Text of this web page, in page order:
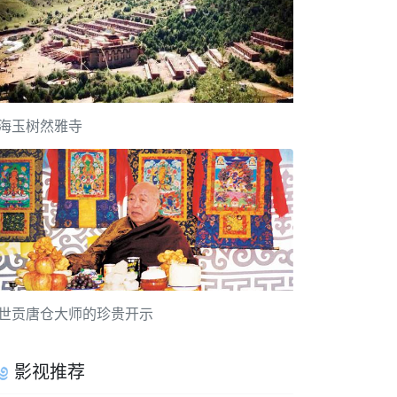
玉树然雅寺
贡唐仓大师的珍贵开示
影视推荐